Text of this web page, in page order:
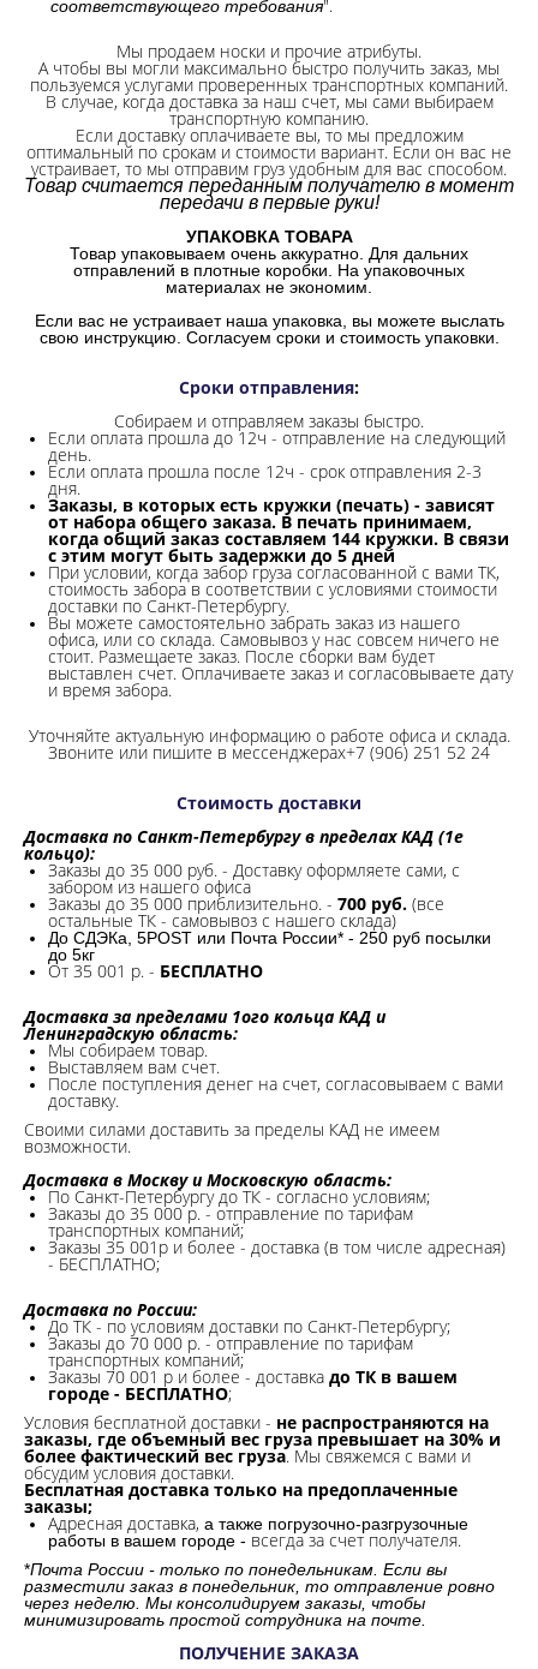
соответствующего требования".
Мы продаем носки и прочие атрибуты.
А чтобы вы могли максимально быстро получить заказ, мы
пользуемся услугами проверенных транспортных компаний.
В случае, когда доставка за наш счет, мы сами выбираем
транспортную компанию.
Если доставку оплачиваете вы, то мы предложим
оптимальный по срокам и стоимости вариант. Если он вас не
устраивает, то мы отправим груз удобным для вас способом.
Товар считается переданным получателю в момент
передачи в первые руки!
УПАКОВКА ТОВАРА
Товар упаковываем очень аккуратно. Для дальних
отправлений в плотные коробки. На упаковочных
материалах не экономим.
Если вас не устраивает наша упаковка, вы можете выслать
свою инструкцию. Согласуем сроки и стоимость упаковки.
Сроки отправления:
Собираем и отправляем заказы быстро.
Если оплата прошла до 12ч - отправление на следующий
день.
Если оплата прошла после 12ч - срок отправления 2-3
дня.
Заказы, в которых есть кружки (печать) - зависят
от набора общего заказа. В печать принимаем,
когда общий заказ составляем 144 кружки. В связи
с этим могут быть задержки до 5 дней
При условии, когда забор груза согласованной с вами ТК,
стоимость забора в соответствии с условиями стоимости
доставки по Санкт-Петербургу.
Вы можете самостоятельно забрать заказ из нашего
офиса, или со склада. Самовывоз у нас совсем ничего не
стоит. Размещаете заказ. После сборки вам будет
выставлен счет. Оплачиваете заказ и согласовываете дату
и время забора.
Уточняйте актуальную информацию о работе офиса и склада.
Звоните или пишите в мессенджерах+7 (906) 251 52 24
Стоимость доставки
Доставка по Санкт-Петербургу в пределах КАД (1е
кольцо):
Заказы до 35 000 руб. - Доставку оформляете сами, с
забором из нашего офиса
Заказы до 35 000 приблизительно. - 700 руб. (все
остальные ТК - самовывоз с нашего склада)
До СДЭКа, 5POST или Почта России* - 250 руб посылки
до 5кг
От 35 001 р. - БЕСПЛАТНО
Доставка за пределами 1ого кольца КАД и
Ленинградскую область:
Мы собираем товар.
Выставляем вам счет.
После поступления денег на счет, согласовываем с вами
доставку.
Своими силами доставить за пределы КАД не имеем
возможности.​
Доставка в Москву и Московскую область:
По Санкт-Петербургу до ТК - согласно условиям;
Заказы до 35 000 р. - отправление по тарифам
транспортных компаний;
Заказы 35 001р и более - доставка (в том числе адресная)
- БЕСПЛАТНО;
Доставка по России:
До ТК - по условиям доставки по Санкт-Петербургу;
Заказы до 70 000 р. - отправление по тарифам
транспортных компаний;
Заказы 70 001 р и более - доставка до ТК в вашем
городе - БЕСПЛАТНО;
Условия бесплатной доставки - не распространяются на
заказы, где объемный вес груза превышает на 30% и
более фактический вес груза. Мы свяжемся с вами и
обсудим условия доставки.
Бесплатная доставка только на предоплаченные
заказы;
Адресная доставка, а также погрузочно-разгрузочные
работы в вашем городе - всегда за счет получателя.
*Почта России - только по понедельникам. Если вы
разместили заказ в понедельник, то отправление ровно
через неделю. Мы консолидируем заказы, чтобы
минимизировать простой сотрудника на почте.
ПОЛУЧЕНИЕ ЗАКАЗА